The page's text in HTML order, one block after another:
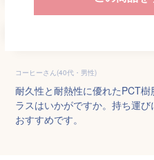
コーヒーさん(40代・男性)
耐久性と耐熱性に優れたPCT
ラスはいかがですか。持ち運
おすすめです。